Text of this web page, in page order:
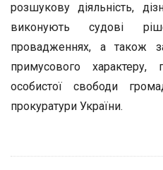
розшукову діяльність,
виконують судові
провадженнях, а також
примусового характеру,
особистої свободи
прокуратури України.